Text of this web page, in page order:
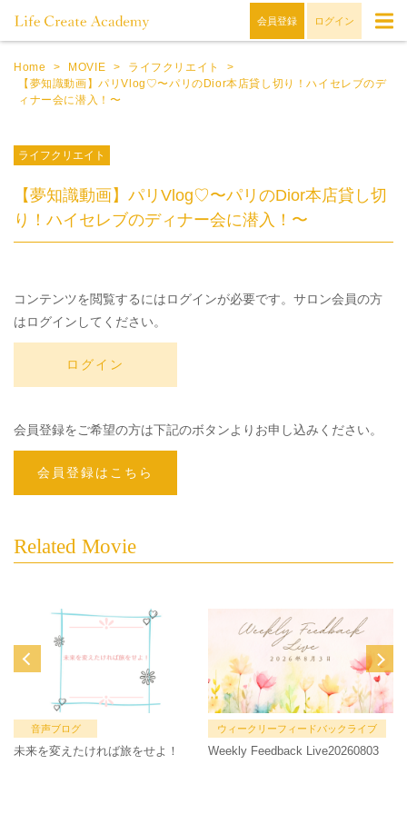
会員登録 ログイン
Home > MOVIE > ライフクリエイト
>
【夢知識動画】パリVlog♡〜パリのDior本店貸し切り！ハイセレブのデ
ィナー会に潜入！〜
ライフクリエイト
【夢知識動画】パリVlog♡〜パリのDior本店貸し切
り！ハイセレブのディナー会に潜入！〜
コンテンツを閲覧するにはログインが必要です。サロン会員の方
はログインしてください。
ログイン
会員登録をご希望の方は下記のボタンよりお申し込みください。
会員登録はこちら
Related Movie
音声ブログ
未来を変えたければ旅をせよ！
ウィークリーフィードバックライブ
Weekly Feedback Live20260803